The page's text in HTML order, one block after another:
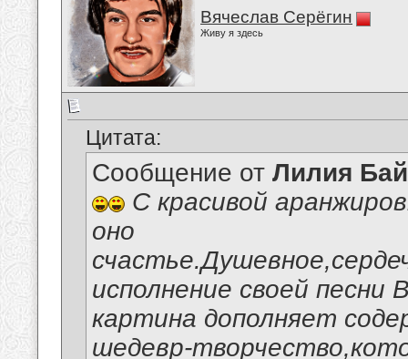
Вячеслав Серёгин
Живу я здесь
Цитата:
Сообщение от Лилия
С красивой
оно
исполнение своей
картина дополняет
шедевр-